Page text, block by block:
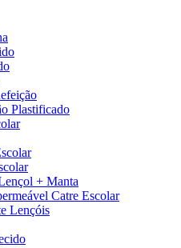
Plastificado
+ Manta
Catre Escolar
Lençóis